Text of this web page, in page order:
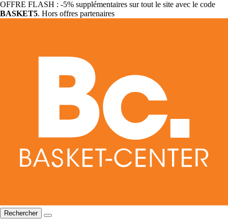
OFFRE FLASH : -5% supplémentaires sur tout le site avec le code
BASKET5. Hors offres partenaires
Rechercher